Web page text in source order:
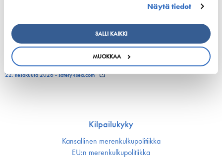
Näytä tiedot
SALLI KAIKKI
MUOKKAA
European shipping and aviation sectors urge EU to
channel ETS revenues into clean fuels
22. kesäkuuta 2026 - safety4sea.com
Kilpailukyky
Kansallinen merenkulku­politiikka
EU:n merenkulku­politiikka